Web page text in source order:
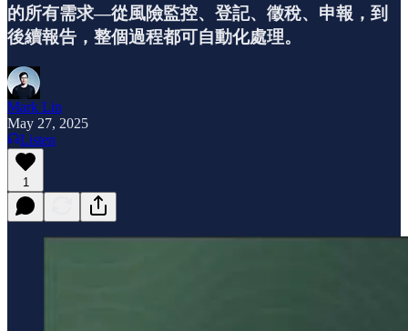
的所有需求—從風險監控、登記、徵稅、申報，到
後續報告，整個過程都可自動化處理。
Mark Lin
May 27, 2025
Listen
1